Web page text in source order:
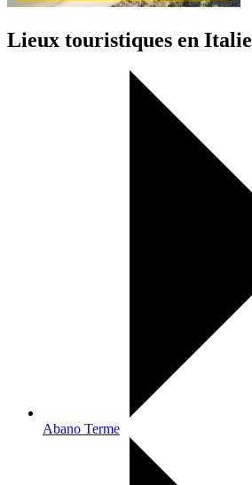
Lieux touristiques en Italie
Abano Terme